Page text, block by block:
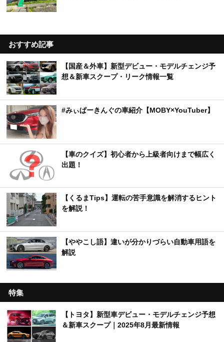
おすすめ記事
【国産＆外車】新型デビュー・モデルチェンジ予
想＆新車スクープ・リーク情報一覧
#みぃぱーきんぐの車紹介【MOBY×YouTuber】
【車のクイズ】初心者から上級者向けまで幅広く
出題！
【くるまTips】運転の苦手意識を解消するヒント
を解説！
【ややこし語】違いが分かりづらい自動車用語を
解説
特集
【トヨタ】新型車デビュー・モデルチェンジ予想
＆新車スクープ｜2025年8月最新情報